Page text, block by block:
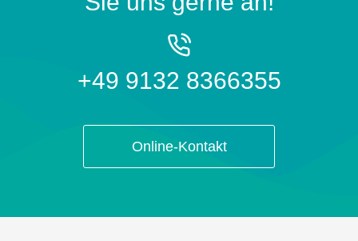
+49 9132 8366355
Online-Kontakt